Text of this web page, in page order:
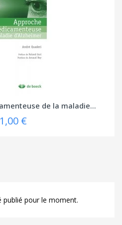
de la maladie...
€
publié pour le moment.